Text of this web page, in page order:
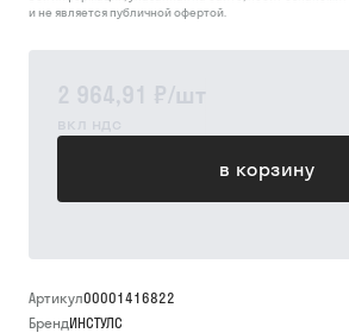
2 964,91 ₽/шт
вкл ндс
в корзину
и не является публичной офертой.
Артикул00001416822
БрендИНСТУЛС